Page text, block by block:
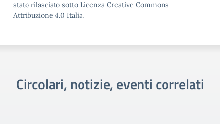
stato rilasciato sotto Licenza Creative Commons
Attribuzione 4.0 Italia.
Circolari, notizie, eventi correlati